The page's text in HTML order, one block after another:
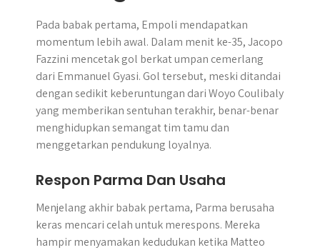
Pada babak pertama, Empoli mendapatkan
momentum lebih awal. Dalam menit ke-35, Jacopo
Fazzini mencetak gol berkat umpan cemerlang
dari Emmanuel Gyasi. Gol tersebut, meski ditandai
dengan sedikit keberuntungan dari Woyo Coulibaly
yang memberikan sentuhan terakhir, benar-benar
menghidupkan semangat tim tamu dan
menggetarkan pendukung loyalnya.
Respon Parma Dan Usaha
Menjelang akhir babak pertama, Parma berusaha
keras mencari celah untuk merespons. Mereka
hampir menyamakan kedudukan ketika Matteo